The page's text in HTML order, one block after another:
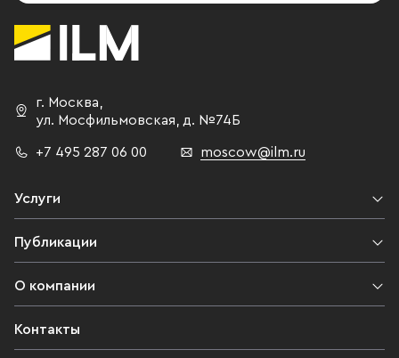
г. Москва,
ул. Мосфильмовская, д. №74Б
+7 495 287 06 00 moscow@ilm.ru
Услуги
Публикации
О компании
Контакты